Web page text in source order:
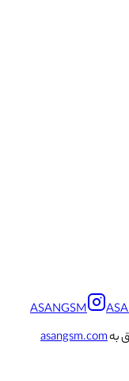
ASANGSM
بهasangsm.com